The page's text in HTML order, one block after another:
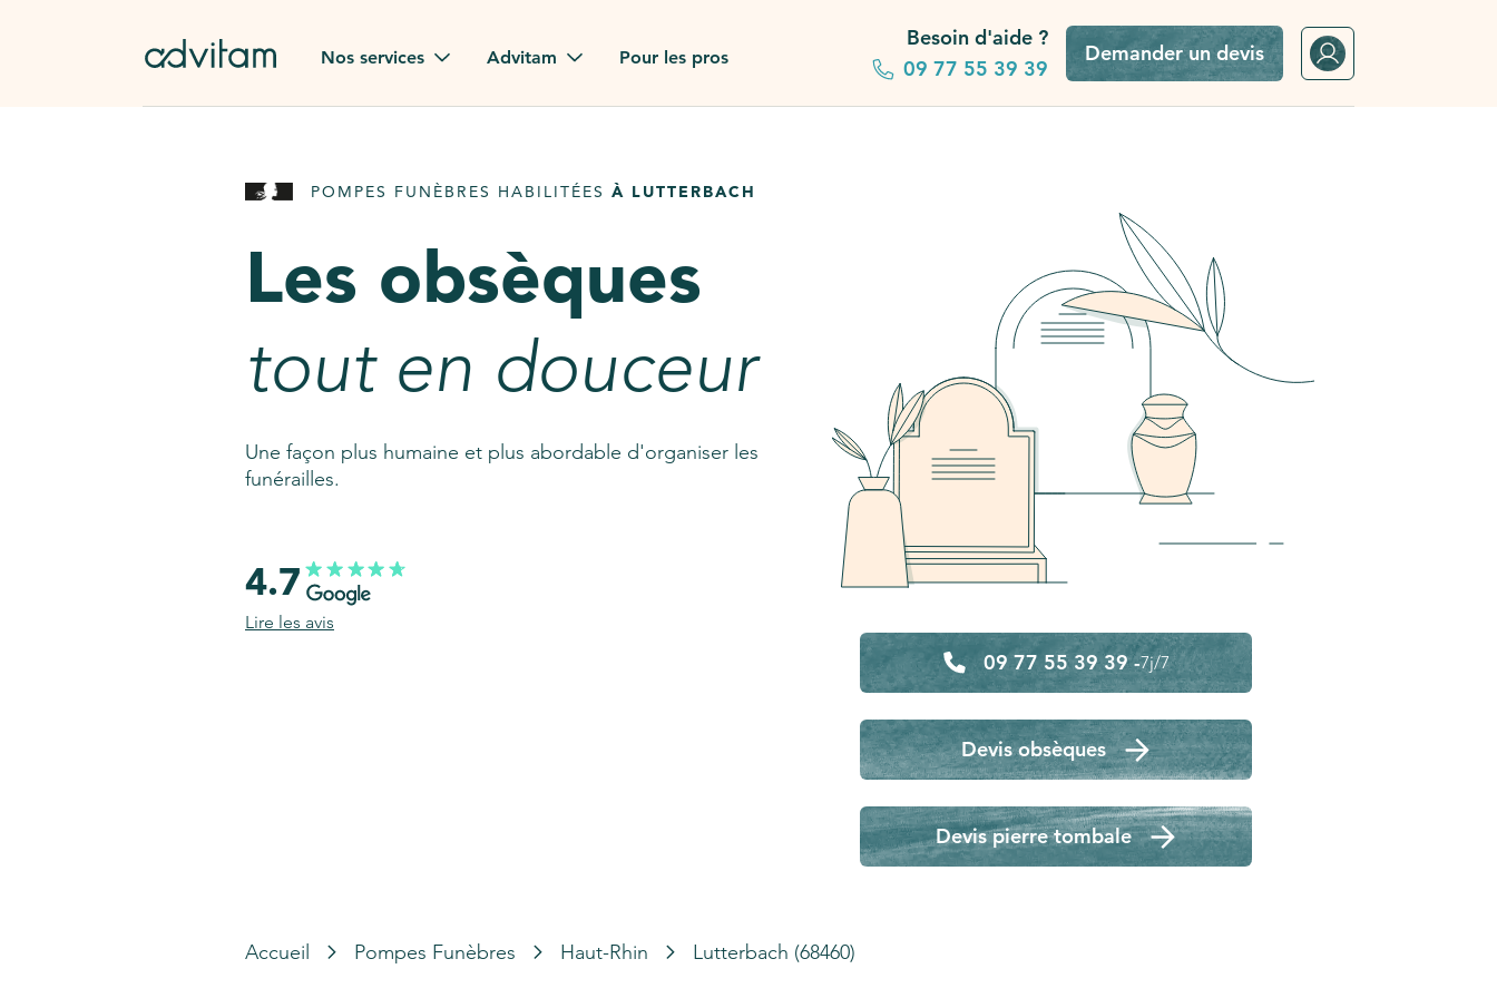
Nos services
Rapatriement à
Pierre tombale
AssistGPT
Nos services en plus
Advitam
Advitam dans la presse
Consultez notre FAQ
Pour les pros
Besoin d'aide ?
09 77 55 39 39
Demander un devis
POMPES FUNÈBRES HABILITÉES À LUTTERBACH
Les obsèques
tout en douceur
Une façon plus humaine et plus abordable d'organiser les
funérailles.
09 77 55 39 39 -7j/7
Devis obsèques
Devis pierre tombale
4.7
Lire les avis
Accueil Pompes Funèbres Haut-Rhin Lutterbach (68460)